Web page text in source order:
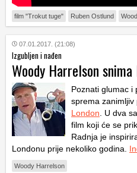
film "Trokut tuge" Ruben Ostlund
07.01.2017. (21:08)
Izgubljen i nađen
Woody Harrelson
Poznati glumac i
sprema zanimljiv
London . U dva
film koji će se
Radnja je
Londonu prije nekoliko godina.
Woody Harrelson